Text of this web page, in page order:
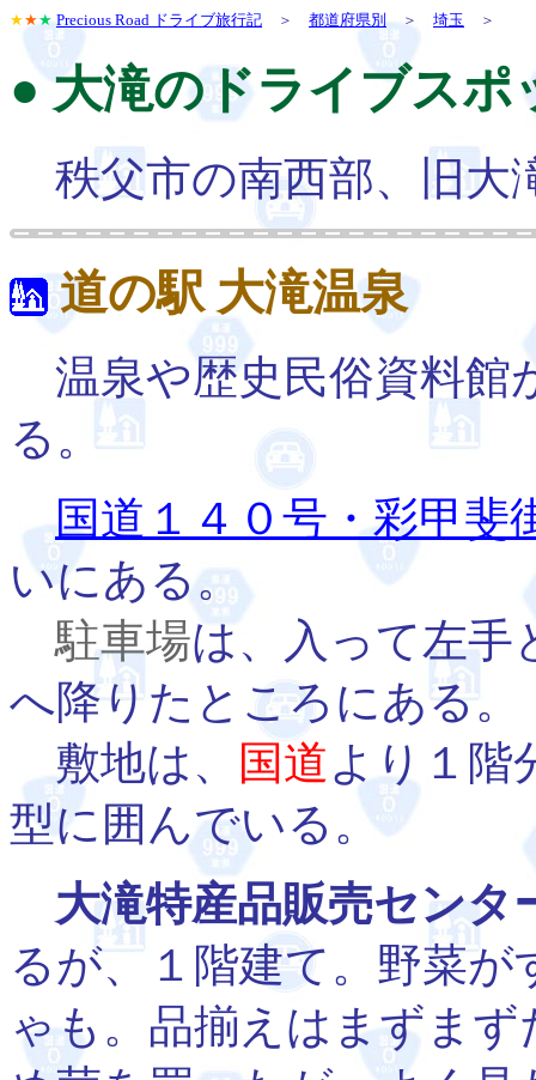
★★★ Precious Road ドライブ旅行記 ＞ 都道府県別＞ 埼玉 ＞
● 大滝のドライブスポ
秩父市の南西部、旧大
道の駅 大滝温泉
温泉や歴史民俗資料館
る。
国道１４０号・彩甲斐
いにある。
駐車場は、入って左手
へ降りたところにある。
敷地は、
国道より１階
型に囲んでいる。
大滝特産品販売センタ
るが、１階建て。野菜
ゃも。品揃えはまずま